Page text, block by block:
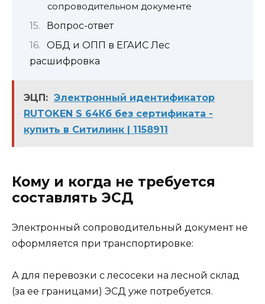
сопроводительном документе
Вопрос-ответ
ОБД и ОПП в ЕГАИС Лес
расшифровка
ЭЦП: Электронный идентификатор
RUTOKEN S 64Кб без сертификата -
купить в Ситилинк | 1158911
Кому и когда не требуется
составлять ЭСД
Электронный сопроводительный документ не
оформляется при транспортировке:
А для перевозки с лесосеки на лесной склад
(за ее границами) ЭСД уже потребуется.